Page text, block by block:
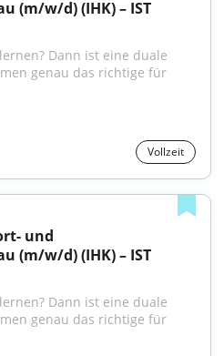
(m/w/d) (IHK) – IST
genau das richtige für
Vollzeit
und
(m/w/d) (IHK) – IST
genau das richtige für